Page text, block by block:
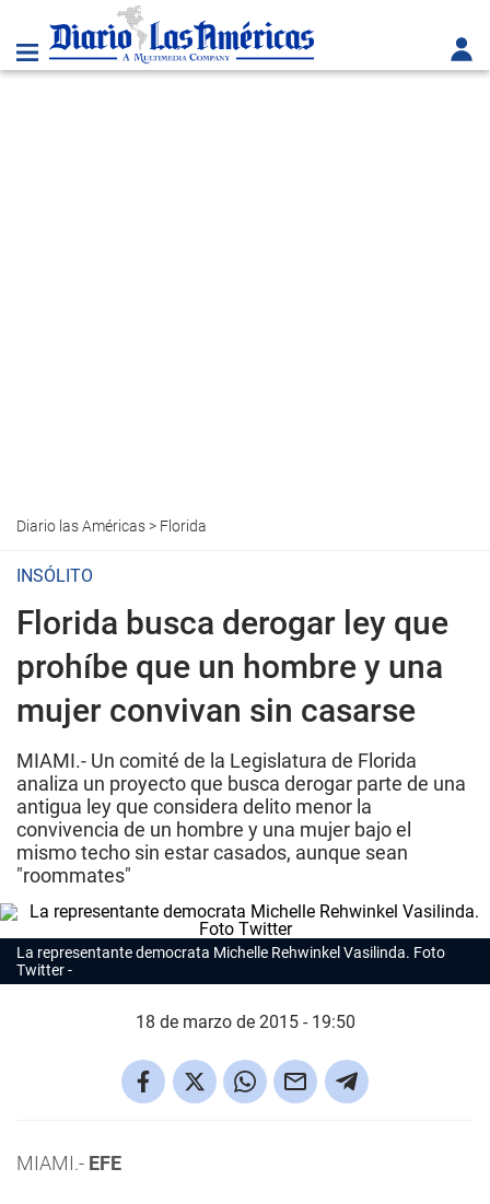
Diario las Américas> Florida
INSÓLITO
Florida busca derogar ley que
prohíbe que un hombre y una
mujer convivan sin casarse
MIAMI.- Un comité de la Legislatura de Florida
analiza un proyecto que busca derogar parte de una
antigua ley que considera delito menor la
convivencia de un hombre y una mujer bajo el
mismo techo sin estar casados, aunque sean
"roommates"
La representante democrata Michelle Rehwinkel Vasilinda. Foto
Twitter
18 de marzo de 2015 - 19:50
MIAMI.- EFE